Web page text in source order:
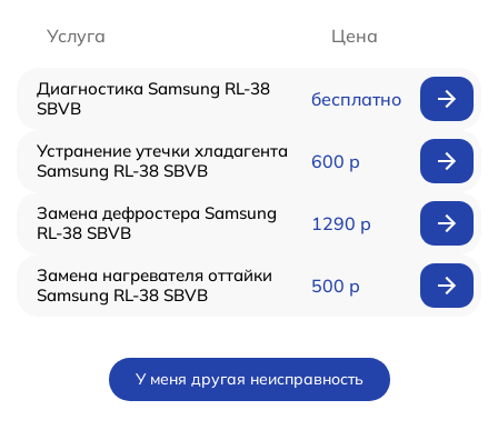
Услуга Цена
Диагностика Samsung RL-38
SBVB
бесплатно
Устранение утечки хладагента
Samsung RL-38 SBVB
600 р
Замена дефростера Samsung
RL-38 SBVB
1290 р
Замена нагревателя оттайки
Samsung RL-38 SBVB
500 р
У меня другая неисправность